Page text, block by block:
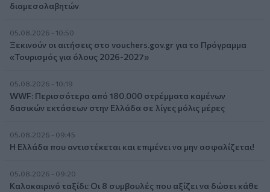
διαμεσολαβητών
05.08.2026 - 10:50
Ξεκινούν οι αιτήσεις στο vouchers.gov.gr για το Πρόγραμμα
«Τουρισμός για όλους 2026-2027»
05.08.2026 - 10:19
WWF: Περισσότερα από 180.000 στρέμματα καμένων
δασικών εκτάσεων στην Ελλάδα σε λίγες μόλις μέρες
05.08.2026 - 09:45
Η Ελλάδα που αντιστέκεται και επιμένει να μην ασφαλίζεται!
05.08.2026 - 09:20
Καλοκαιρινό ταξίδι: Οι 8 συμβουλές που αξίζει να δώσει κάθε